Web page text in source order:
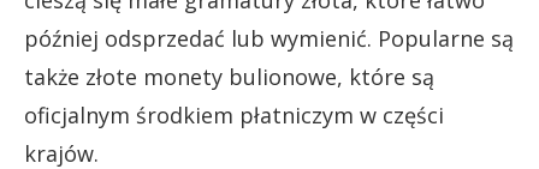
później odsprzedać lub wymienić. Popularne są
także złote monety bulionowe, które są
oficjalnym środkiem płatniczym w części
krajów.